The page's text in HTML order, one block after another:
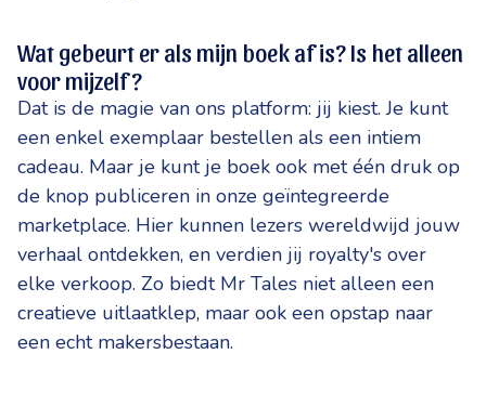
Wat gebeurt er als mijn boek af is? Is het alleen
voor mijzelf?
Dat is de magie van ons platform: jij kiest. Je kunt
een enkel exemplaar bestellen als een intiem
cadeau. Maar je kunt je boek ook met één druk op
de knop publiceren in onze geïntegreerde
marketplace. Hier kunnen lezers wereldwijd jouw
verhaal ontdekken, en verdien jij royalty's over
elke verkoop. Zo biedt Mr Tales niet alleen een
creatieve uitlaatklep, maar ook een opstap naar
een echt makersbestaan.